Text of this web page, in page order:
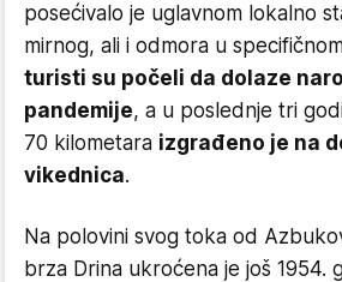
posećivalo je uglavnom lokalno
mirnog, ali i odmora u
turisti su počeli da dolaze
pandemije, a u poslednje tri
70 kilometara izgrađeno je na
vikednica.
Na polovini svog toka od
brza Drina ukroćena je još 1954.